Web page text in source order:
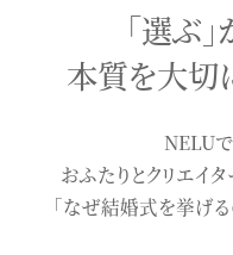
「選ぶ」
本質を大切
NELUで
おふたりとクリエイタ
「なぜ結婚式を挙げ